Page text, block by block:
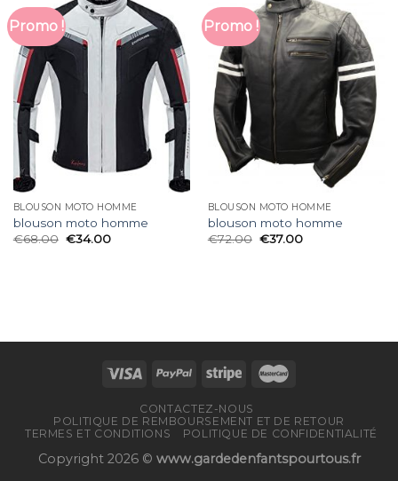
Promo !
BLOUSON MOTO HOMME
blouson moto homme
€68.00 €34.00
Promo !
BLOUSON MOTO HOMME
blouson moto homme
€72.00 €37.00
CONTACTEZ-NOUS
POLITIQUE DE REMBOURSEMENT ET DE RETOUR
TERMES ET CONDITIONS
POLITIQUE DE CONFIDENTIALITÉ
Copyright 2026 © www.gardedenfantspourtous.fr